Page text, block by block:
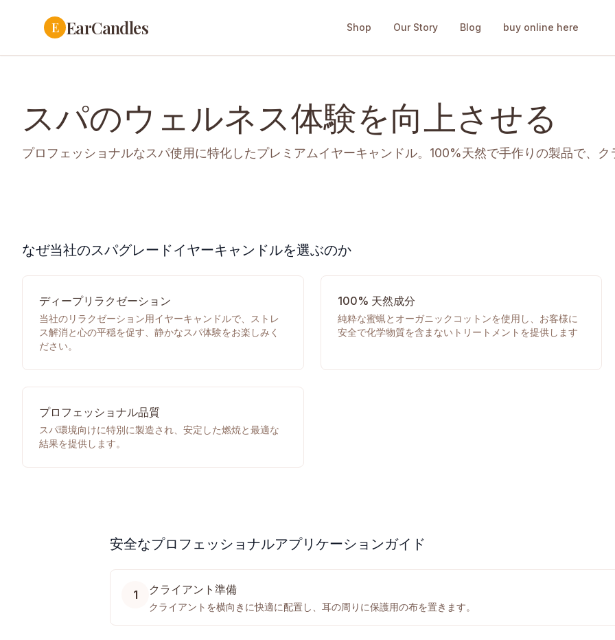
E EarCandles Shop Our Story Blog buy online here
スパのウェルネス体験を向上させる
プロフェッショナルなスパ使用に特化したプレミアムイヤーキャンドル。100%天然で手作りの製品で、
なぜ当社のスパグレードイヤーキャンドルを選ぶのか
ディープリラクゼーション
当社のリラクゼーション用イヤーキャンドルで、ストレ
ス解消と心の平穏を促す、静かなスパ体験をお楽しみく
ださい。
100% 天然成分
純粋な蜜蝋とオーガニックコットンを使用し、お客様に
安全で化学物質を含まないトリートメントを提供します
プロフェッショナル品質
スパ環境向けに特別に製造され、安定した燃焼と最適な
結果を提供します。
安全なプロフェッショナルアプリケーションガイド
1 クライアント準備
クライアントを横向きに快適に配置し、耳の周りに保護用の布を置きます。